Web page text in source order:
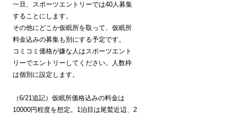
一旦、スポーツエントリーでは40人募集
することにします。
その他にどこか仮眠所を取って、仮眠所
料金込みの募集も別にする予定です。
コミコミ価格が嫌な人はスポーツエント
リーでエントリーしてください。人数枠
は個別に設定します。
（6/21追記）仮眠所価格込みの料金は
10000円程度を想定。1泊目は尾鷲近辺、2